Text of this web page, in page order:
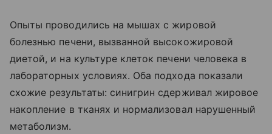
Опыты проводились на мышах с жировой
болезнью печени, вызванной высокожировой
диетой, и на культуре клеток печени человека в
лабораторных условиях. Оба подхода показали
схожие результаты: синигрин сдерживал жировое
накопление в тканях и нормализовал нарушенный
метаболизм.